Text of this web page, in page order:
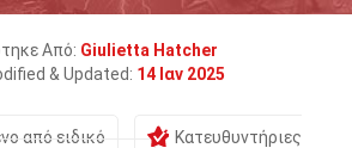
Από: Giulietta Hatcher
& Updated: 14 Ιαν 2025
από ειδικό
Κατευθυντήριες